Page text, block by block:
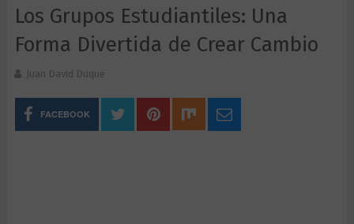
Los Grupos Estudiantiles: Una
Forma Divertida de Crear Cambio
Juan David Duque
FACEBOOK